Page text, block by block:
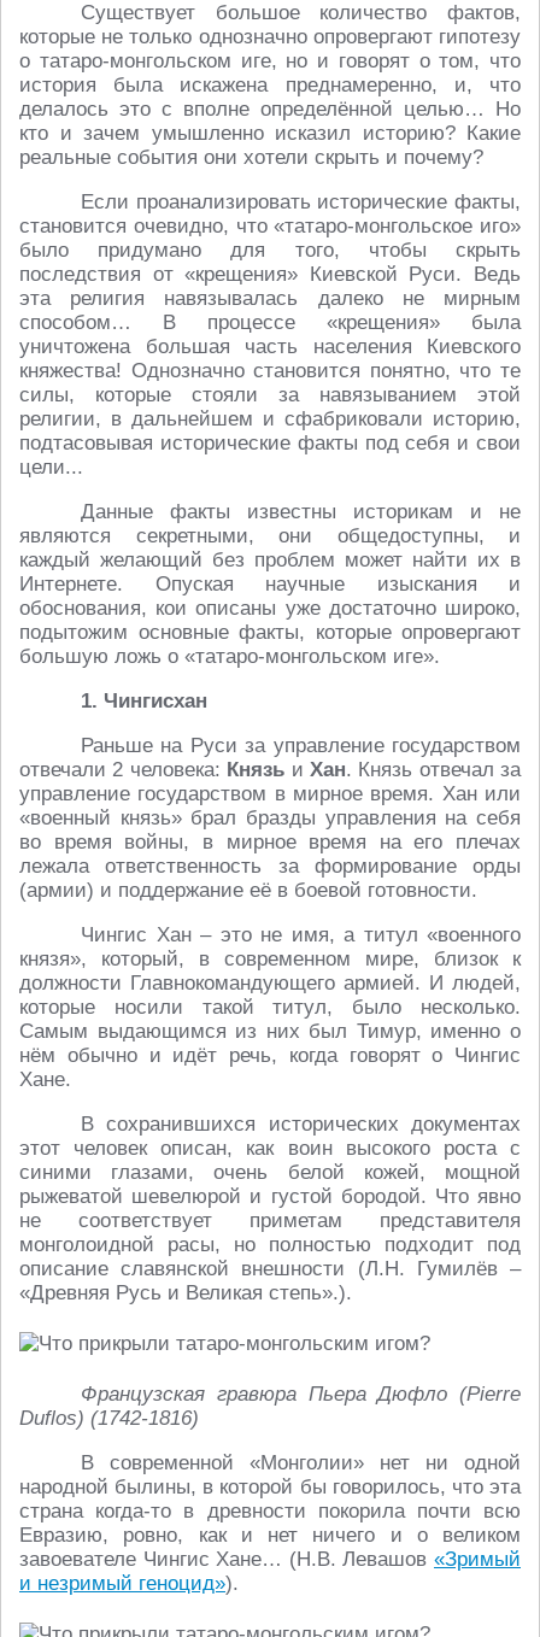
Существует большое количество фактов,
которые не только однозначно опровергают гипотезу
о татаро-монгольском иге, но и говорят о том, что
история была искажена преднамеренно, и, что
делалось это с вполне определённой целью… Но
кто и зачем умышленно исказил историю? Какие
реальные события они хотели скрыть и почему?
Если проанализировать исторические факты,
становится очевидно, что «татаро-монгольское иго»
было придумано для того, чтобы скрыть
последствия от «крещения» Киевской Руси. Ведь
эта религия навязывалась далеко не мирным
способом… В процессе «крещения» была
уничтожена большая часть населения Киевского
княжества! Однозначно становится понятно, что те
силы, которые стояли за навязыванием этой
религии, в дальнейшем и сфабриковали историю,
подтасовывая исторические факты под себя и свои
цели...
Данные факты известны историкам и не
являются секретными, они общедоступны, и
каждый желающий без проблем может найти их в
Интернете. Опуская научные изыскания и
обоснования, кои описаны уже достаточно широко,
подытожим основные факты, которые опровергают
большую ложь о «татаро-монгольском иге».
1. Чингисхан
Раньше на Руси за управление государством
отвечали 2 человека: Князь и Хан. Князь отвечал за
управление государством в мирное время. Хан или
«военный князь» брал бразды управления на себя
во время войны, в мирное время на его плечах
лежала ответственность за формирование орды
(армии) и поддержание её в боевой готовности.
Чингис Хан – это не имя, а титул «военного
князя», который, в современном мире, близок к
должности Главнокомандующего армией. И людей,
которые носили такой титул, было несколько.
Самым выдающимся из них был Тимур, именно о
нём обычно и идёт речь, когда говорят о Чингис
Хане.
В сохранившихся исторических документах
этот человек описан, как воин высокого роста с
синими глазами, очень белой кожей, мощной
рыжеватой шевелюрой и густой бородой. Что явно
не соответствует приметам представителя
монголоидной расы, но полностью подходит под
описание славянской внешности (Л.Н. Гумилёв –
«Древняя Русь и Великая степь».).
Французская гравюра Пьера Дюфло (Pierre
Duflos) (1742-1816)
В современной «Монголии» нет ни одной
народной былины, в которой бы говорилось, что эта
страна когда-то в древности покорила почти всю
Евразию, ровно, как и нет ничего и о великом
завоевателе Чингис Хане… (Н.В. Левашов «Зримый
и незримый геноцид»).